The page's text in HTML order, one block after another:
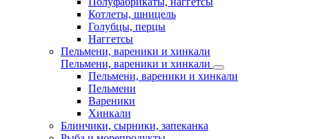
Котлеты, шницель
Голубцы, перцы
Наггетсы
Пельмени, вареники и хинкали
Пельмени, вареники и хинкали
Пельмени, вареники и хинкали
Пельмени
Вареники
Хинкали
Блинчики, сырники, запеканка